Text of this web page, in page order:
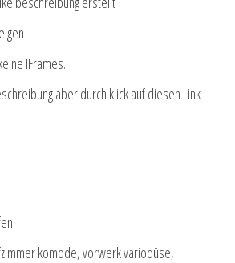
IFrames.
aber durch klick auf diesen Link
komode, vorwerk variodüse,